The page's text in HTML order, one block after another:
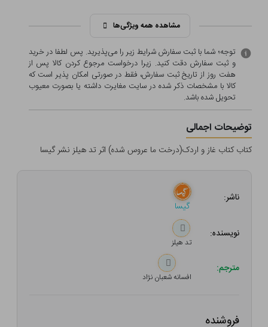
مشاهده همه ویژگی‌ها
توجه؛ شما با ثبت سفارش شرایط زیر را می‌پذیرید. پس لطفا در خرید
و ثبت سفارش دقت کنید. زیرا درخواست مرجوع کردن کالا پس از
هفت روز از تاریخ ثبت سفارش، فقط در صورتی امکان پذیر است که
کالا با مشخصات ذکر شده در سایت مغایرت داشته یا بصورت معيوب
تحویل شده باشد.
توضیحات اجمالی
کتاب کتاب غاز و اردک(درخت ما عروس شده) اثر تد هیلز نشر گیسا
ناشر:
گیسا
نویسنده:
تد هیلز
مترجم:
افسانه شعبان نژاد
فروشنده